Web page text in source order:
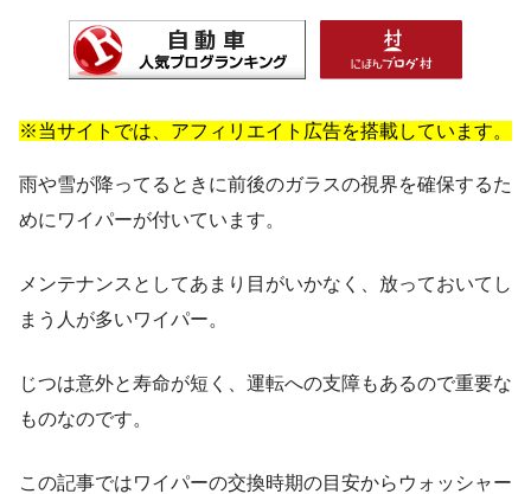
※当サイトでは、アフィリエイト広告を搭載しています。
雨や雪が降ってるときに前後のガラスの視界を確保するた
めにワイパーが付いています。
メンテナンスとしてあまり目がいかなく、放っておいてし
まう人が多いワイパー。
じつは意外と寿命が短く、運転への支障もあるので重要な
ものなのです。
この記事ではワイパーの交換時期の目安からウォッシャー